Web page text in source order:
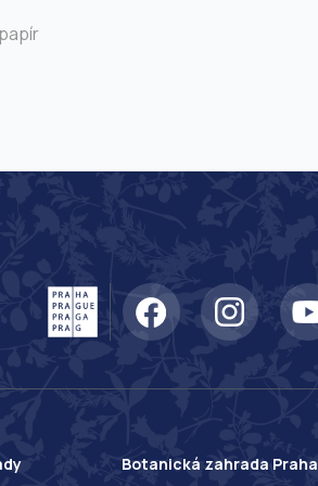
Botanická zahrada Praha